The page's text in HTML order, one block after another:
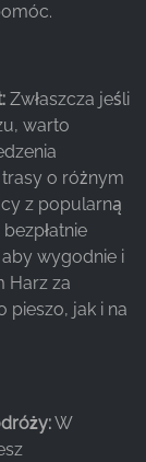
Zwłaszcza jeśli
warto
o różnym
z popularną
wygodnie i
Harz za
pieszo, jak i na
W